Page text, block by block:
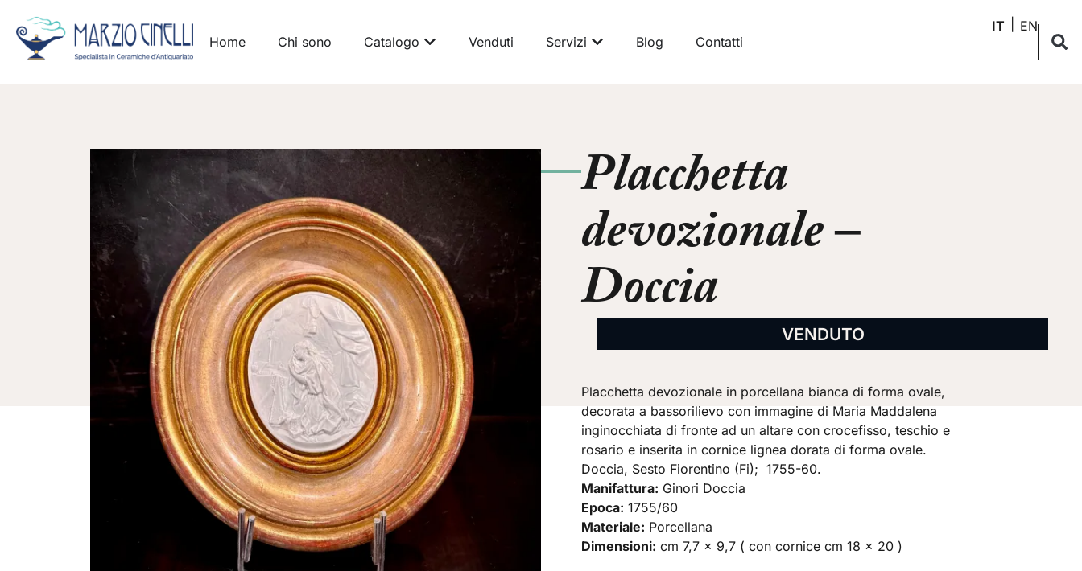
Home Chi sono Catalogo Venduti Servizi Blog Contatti
IT EN
Placchetta
devozionale –
Doccia
VENDUTO
Placchetta devozionale in porcellana bianca di forma ovale,
decorata a bassorilievo con immagine di Maria Maddalena
inginocchiata di fronte ad un altare con crocefisso, teschio e
rosario e inserita in cornice lignea dorata di forma ovale.
Doccia, Sesto Fiorentino (Fi); 1755-60.
Manifattura: Ginori Doccia
Epoca: 1755/60
Materiale: Porcellana
Dimensioni: cm 7,7 x 9,7 ( con cornice cm 18 x 20 )